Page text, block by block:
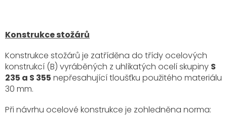
Konstrukce stožárů
Konstrukce stožárů je zatříděna do třídy ocelových
konstrukcí (B) vyráběných z uhlíkatých ocelí skupiny S
235 a S 355 nepřesahující tloušťku použitého materiálu
30 mm.
Při návrhu ocelové konstrukce je zohledněna norma: